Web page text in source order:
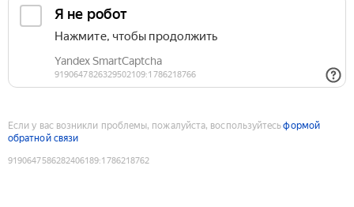
Если у вас возникли проблемы, пожалуйста, воспользуйтесьформой
обратной связи
9190647586282406189:1786218762